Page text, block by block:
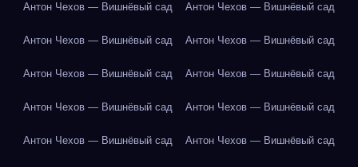
Антон Чехов — Вишнёвый сад Антон Чехов — Вишнёвый сад
Антон Чехов — Вишнёвый сад Антон Чехов — Вишнёвый сад
Антон Чехов — Вишнёвый сад Антон Чехов — Вишнёвый сад
Антон Чехов — Вишнёвый сад Антон Чехов — Вишнёвый сад
Антон Чехов — Вишнёвый сад Антон Чехов — Вишнёвый сад